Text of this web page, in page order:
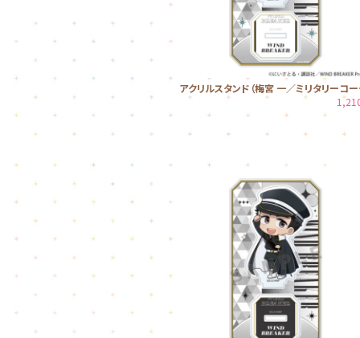
アクリルスタンド（梅宮 一／ミリタリーコー